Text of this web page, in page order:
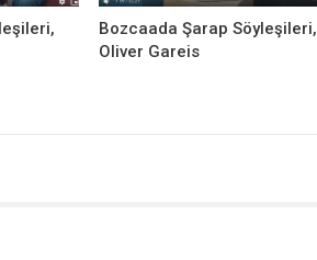
Bozcaada Şarap Söyleşileri,
Oliver Gareis